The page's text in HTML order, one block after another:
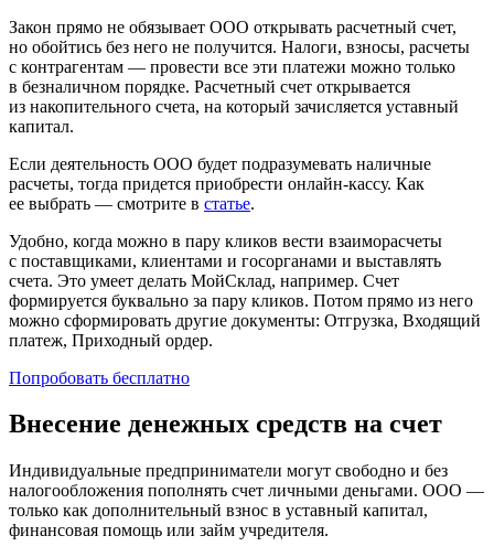
Закон прямо не обязывает ООО открывать расчетный счет,
но обойтись без него не получится. Налоги, взносы, расчеты
с контрагентам — провести все эти платежи можно только
в безналичном порядке. Расчетный счет открывается
из накопительного счета, на который зачисляется уставный
капитал.
Если деятельность ООО будет подразумевать наличные
расчеты, тогда придется приобрести онлайн-кассу. Как
ее выбрать — смотрите в статье.
Удобно, когда можно в пару кликов вести взаиморасчеты
с поставщиками, клиентами и госорганами и выставлять
счета. Это умеет делать МойСклад, например. Счет
формируется буквально за пару кликов. Потом прямо из него
можно сформировать другие документы: Отгрузка, Входящий
платеж, Приходный ордер.
Попробовать бесплатно
Внесение денежных средств на счет
Индивидуальные предприниматели могут свободно и без
налогообложения пополнять счет личными деньгами. ООО —
только как дополнительный взнос в уставный капитал,
финансовая помощь или займ учредителя.